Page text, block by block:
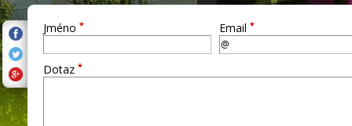
Jméno * Email *
Dotaz *